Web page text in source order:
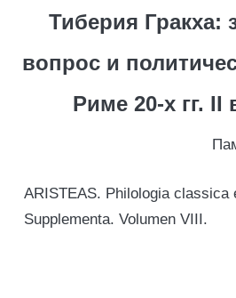
Тиберия Гракха:
вопрос и
Риме 20-х гг. II
ARISTEAS. Philologia classica
Supplementa. Volumen VIII.